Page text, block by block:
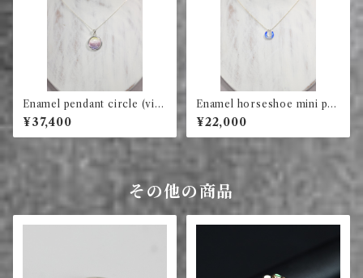
Enamel pendant circle (viol
et)
¥37,400
Enamel horseshoe mini pen
dant (blue)
¥22,000
その他の商品